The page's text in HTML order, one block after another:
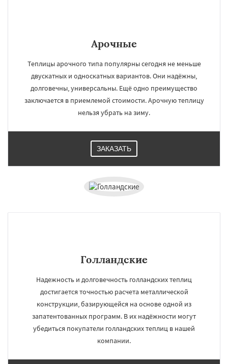
Арочные
Теплицы арочного типа популярны сегодня не меньше
двускатных и односкатных вариантов. Они надёжны,
долговечны, универсальны. Ещё одно преимущество
заключается в приемлемой стоимости. Арочную теплицу
нельзя убрать на зиму.
ЗАКАЗАТЬ
Голландские
Надежность и долговечность голландских теплиц
достигается точностью расчета металлической
конструкции, базирующейся на основе одной из
запатентованных программ. В их надёжности могут
убедиться покупатели голландских теплиц в нашей
компании.